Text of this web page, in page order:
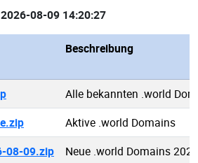
2026-08-09 14:20:27
Beschreibung
Alle bekannten .world
Aktive .world Domains
08-09.zip
Neue .world Domains